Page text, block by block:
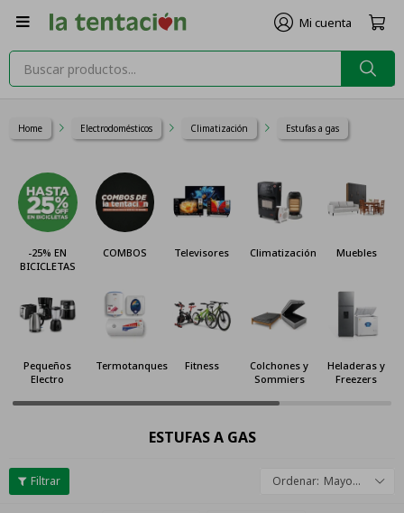

Home Electrodomésticos Climatización Estufas a gas
-25% EN
BICICLETAS
COMBOS Televisores Climatización Muebles
Pequeños
Electro
Termotanques Fitness
Colchones y
Sommiers
Heladeras y
Freezers
ESTUFAS A GAS
Mayor descuento